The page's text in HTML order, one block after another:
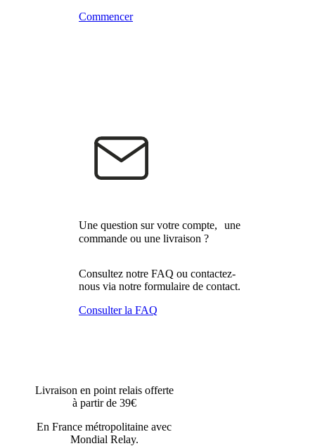
Commencer
Une question sur votre compte, une
commande ou une livraison ?
Consultez notre FAQ ou contactez-
nous via notre formulaire de contact.
Consulter la FAQ
Livraison en point relais offerte
à partir de 39€
En France métropolitaine avec
Mondial Relay.